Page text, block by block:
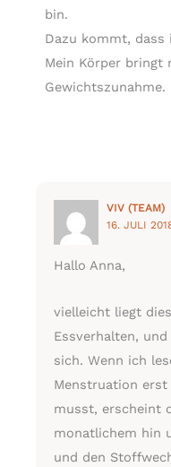
bin.
Dazu kommt,
Mein Körper bringt
VIV (TEAM)
16. JULI
Hallo Anna,
vielleicht liegt
Essverhalten,
sich. Wenn ich
Menstruation erst
musst, erscheint
monatlichem hin
und den